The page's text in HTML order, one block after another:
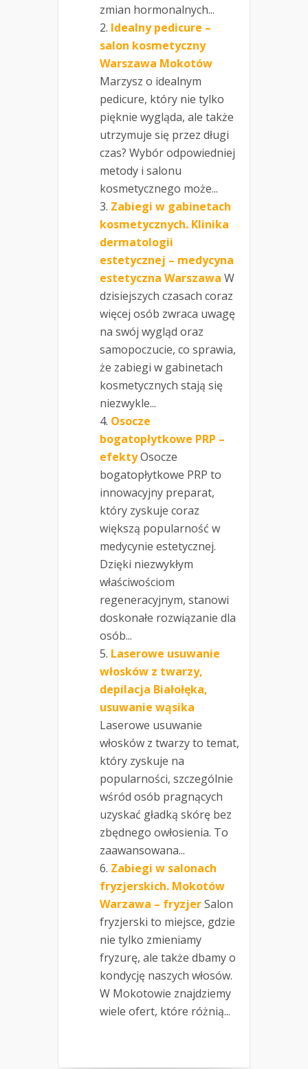
zmian hormonalnych...
Idealny pedicure –
salon kosmetyczny
Warszawa Mokotów
Marzysz o idealnym
pedicure, który nie tylko
pięknie wygląda, ale także
utrzymuje się przez długi
czas? Wybór odpowiedniej
metody i salonu
kosmetycznego może...
Zabiegi w gabinetach
kosmetycznych. Klinika
dermatologii
estetycznej – medycyna
estetyczna Warszawa W
dzisiejszych czasach coraz
więcej osób zwraca uwagę
na swój wygląd oraz
samopoczucie, co sprawia,
że zabiegi w gabinetach
kosmetycznych stają się
niezwykle...
Osocze
bogatopłytkowe PRP –
efektyOsocze
bogatopłytkowe PRP to
innowacyjny preparat,
który zyskuje coraz
większą popularność w
medycynie estetycznej.
Dzięki niezwykłym
właściwościom
regeneracyjnym, stanowi
doskonałe rozwiązanie dla
osób...
Laserowe usuwanie
włosków z twarzy,
depilacja Białołęka,
usuwanie wąsika
Laserowe usuwanie
włosków z twarzy to temat,
który zyskuje na
popularności, szczególnie
wśród osób pragnących
uzyskać gładką skórę bez
zbędnego owłosienia. To
zaawansowana...
Zabiegi w salonach
fryzjerskich. Mokotów
Warzawa – fryzjerSalon
fryzjerski to miejsce, gdzie
nie tylko zmieniamy
fryzurę, ale także dbamy o
kondycję naszych włosów.
W Mokotowie znajdziemy
wiele ofert, które różnią...